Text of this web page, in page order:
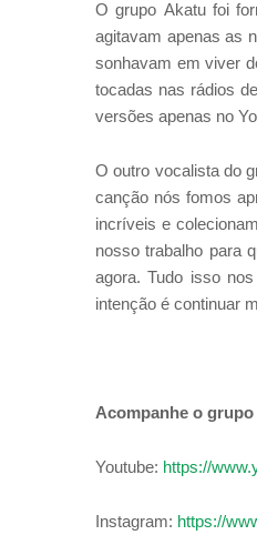
O grupo Akatu foi
agitavam apenas as
sonhavam em viver
tocadas nas rádios
versões apenas no
O outro vocalista do
canção nós fomos
incríveis e
nosso trabalho para
agora. Tudo isso
intenção é continuar
Acompanhe o grupo
Youtube: https://
Instagram: https://